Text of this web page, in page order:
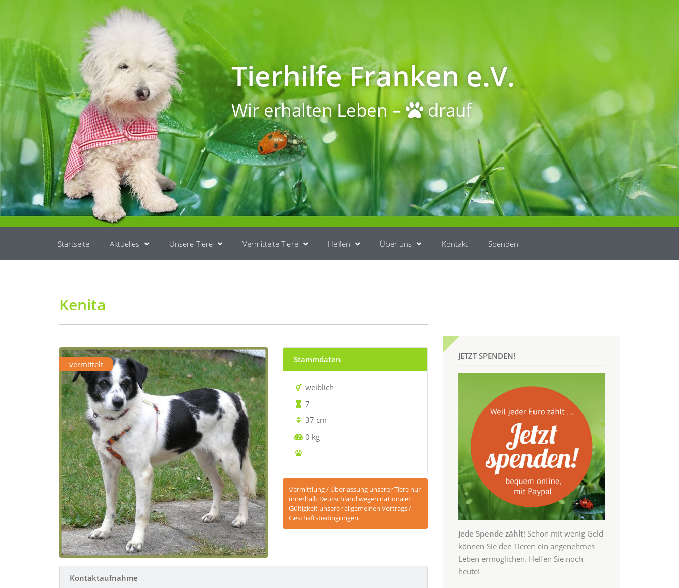
Tierhilfe Franken e.V.
Wir erhalten Leben – drauf
Startseite Aktuelles Unsere Tiere Vermittelte Tiere Helfen Über uns Kontakt Spenden
Kenita
vermittelt Stammdaten
weiblich
7
37 cm
0 kg
Vermittlung / Überlassung unserer Tiere nur
innerhalb Deutschland wegen nationaler
Gültigkeit unserer allgemeinen Vertrags /
Geschäftsbedingungen.
Kontaktaufnahme
JETZT SPENDEN!
Jede Spende zählt! Schon mit wenig Geld
können Sie den Tieren ein angenehmes
Leben ermöglichen. Helfen Sie noch
heute!